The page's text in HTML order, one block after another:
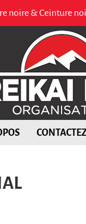
noire & Ceinture